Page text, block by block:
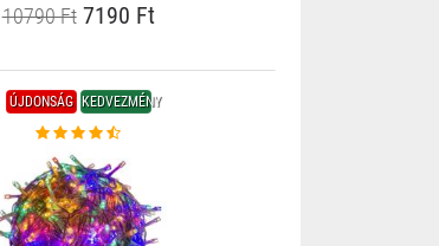
10790 Ft7190 Ft
ÚJDONSÁG KEDVEZMÉNY